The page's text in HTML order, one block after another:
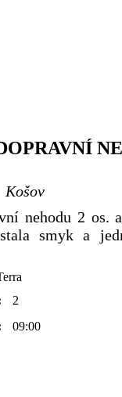
Košov
nehodu 2 os.
smyk a
2
09:00